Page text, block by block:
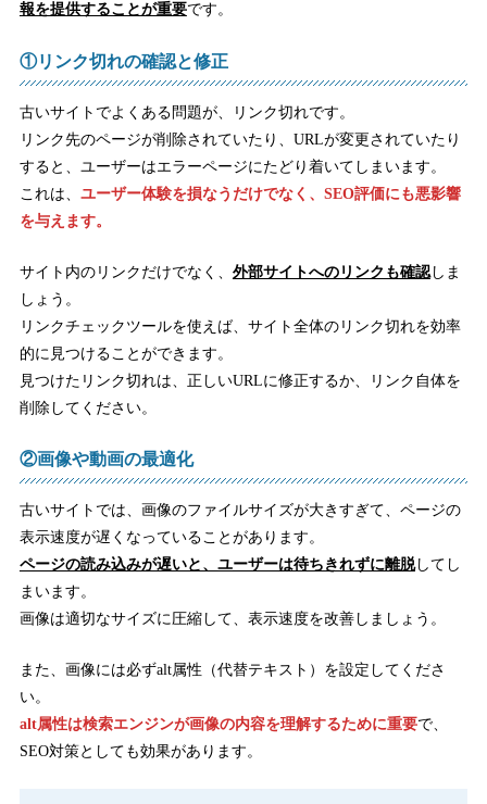
報を提供することが重要です。
①リンク切れの確認と修正
古いサイトでよくある問題が、リンク切れです。
リンク先のページが削除されていたり、URLが変更されていたり
すると、ユーザーはエラーページにたどり着いてしまいます。
これは、 ユーザー体験を損なうだけでなく、SEO評価にも悪影響
を与えます。
サイト内のリンクだけでなく、 外部サイトへのリンクも確認しま
しょう。
リンクチェックツールを使えば、サイト全体のリンク切れを効率
的に見つけることができます。
見つけたリンク切れは、正しいURLに修正するか、リンク自体を
削除してください。
②画像や動画の最適化
古いサイトでは、画像のファイルサイズが大きすぎて、ページの
表示速度が遅くなっていることがあります。
ページの読み込みが遅いと、ユーザーは待ちきれずに離脱してし
まいます。
画像は適切なサイズに圧縮して、表示速度を改善しましょう。
また、画像には必ずalt属性（代替テキスト）を設定してくださ
い。
alt属性は検索エンジンが画像の内容を理解するために重要で、
SEO対策としても効果があります。